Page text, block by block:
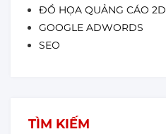
ĐỒ HỌA QUẢNG CÁO 2D
GOOGLE ADWORDS
SEO
TÌM KIẾM